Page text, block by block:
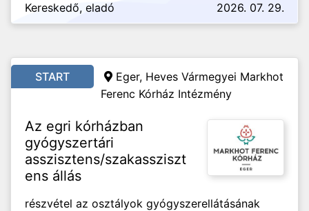
Kereskedő, eladó 2026. 07. 29.
START
Eger, Heves Vármegyei Markhot
Ferenc Kórház Intézmény
Az egri kórházban
gyógyszertári
asszisztens/szakassziszt
ens állás
részvétel az osztályok gyógyszerellátásának